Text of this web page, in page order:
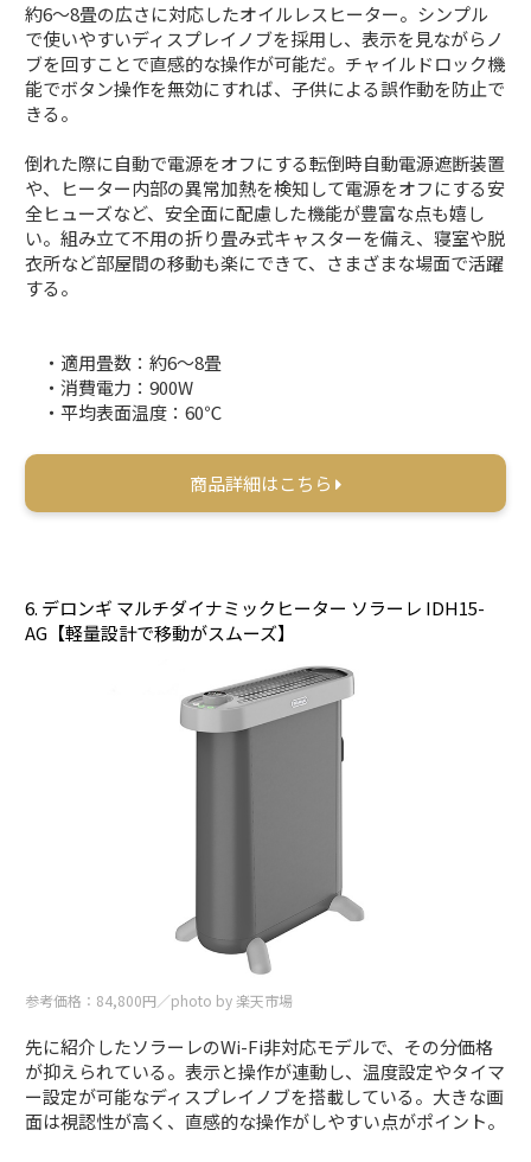
約6～8畳の広さに対応したオイルレスヒーター。シンプル
で使いやすいディスプレイノブを採用し、表示を見ながらノ
ブを回すことで直感的な操作が可能だ。チャイルドロック機
能でボタン操作を無効にすれば、子供による誤作動を防止で
きる。
倒れた際に自動で電源をオフにする転倒時自動電源遮断装置
や、ヒーター内部の異常加熱を検知して電源をオフにする安
全ヒューズなど、安全面に配慮した機能が豊富な点も嬉し
い。組み立て不用の折り畳み式キャスターを備え、寝室や脱
衣所など部屋間の移動も楽にできて、さまざまな場面で活躍
する。
・適用畳数：約6～8畳
・消費電力：900W
・平均表面温度：60℃
商品詳細はこちら
6. デロンギ マルチダイナミックヒーター ソラーレ IDH15-
AG【軽量設計で移動がスムーズ】
参考価格：84,800円／photo by 楽天市場
先に紹介したソラーレのWi-Fi非対応モデルで、その分価格
が抑えられている。表示と操作が連動し、温度設定やタイマ
ー設定が可能なディスプレイノブを搭載している。大きな画
面は視認性が高く、直感的な操作がしやすい点がポイント。